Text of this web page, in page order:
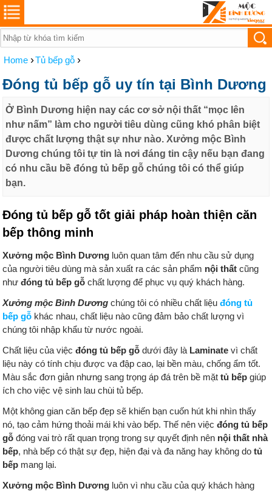
Home ›Tủ bếp gỗ ›
Đóng tủ bếp gỗ uy tín tại Bình Dương
Ở Bình Dương hiện nay các cơ sở nội thất “mọc lên
như nấm” làm cho người tiêu dùng cũng khó phân biệt
được chất lượng thật sự như nào. Xưởng mộc Bình
Dương chúng tôi tự tin là nơi đáng tin cậy nếu bạn đang
có nhu cầu bề đóng tủ bếp gỗ chúng tôi có thể giúp
bạn.
Đóng tủ bếp gỗ tốt giải pháp hoàn thiện căn
bếp thông minh
Xưởng mộc Bình Dương luôn quan tâm đến nhu cầu sử dụng
của người tiêu dùng mà sản xuất ra các sản phẩm nội thất cũng
nhưđóng tủ bếp gỗ chất lượng để phục vụ quý khách hàng.
Xưởng mộc Bình Dương chúng tôi có nhiều chất liệuđóng tủ
bếp gỗ khác nhau, chất liệu nào cũng đảm bảo chất lượng vì
chúng tôi nhập khẩu từ nước ngoài.
Chất liệu của việcđóng tủ bếp gỗ dưới đây là Laminate vì chất
liệu này có tính chịu được va đập cao, lại bền màu, chống ẩm tốt.
Màu sắc đơn giản nhưng sang trọng áp đá trên bề mặt tủ bếp giúp
ích cho việc vệ sinh lau chùi tủ bếp.
Một không gian căn bếp đẹp sẽ khiến bạn cuốn hút khi nhìn thấy
nó, tạo cảm hứng thoải mái khi vào bếp. Thế nên việcđóng tủ bếp
gỗ đóng vai trò rất quan trọng trong sự quyết định nên nội thất nhà
bếp, nhà bếp có thật sự đẹp, hiện đại và đa năng hay không do tủ
bếp mang lại.
Xưởng mộc Bình Dương luôn vì nhu cầu của quý khách hàng